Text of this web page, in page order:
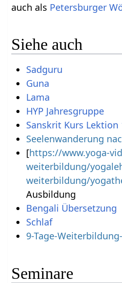
auch als Petersburger
Siehe auch
Sadguru
Guna
Lama
HYP Jahresgruppe
Sanskrit Kurs Lektion
Seelenwanderung
[https://www.yoga-
weiterbildung/
weiterbildung/
Ausbildung
Bengali Übersetzung
Schlaf
9-Tage-
Seminare